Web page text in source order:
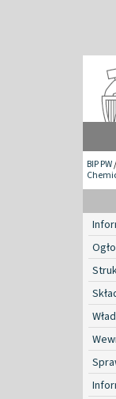
BIP PW/